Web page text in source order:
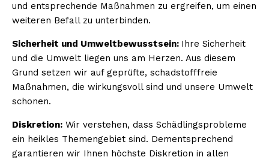
und entsprechende Maßnahmen zu ergreifen, um einen
weiteren Befall zu unterbinden.
Sicherheit und Umweltbewusstsein: Ihre Sicherheit
und die Umwelt liegen uns am Herzen. Aus diesem
Grund setzen wir auf geprüfte, schadstofffreie
Maßnahmen, die wirkungsvoll sind und unsere Umwelt
schonen.
Diskretion: Wir verstehen, dass Schädlingsprobleme
ein heikles Themengebiet sind. Dementsprechend
garantieren wir Ihnen höchste Diskretion in allen